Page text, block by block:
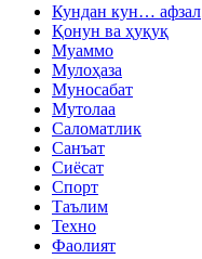
Кундан кун… афзал
Қонун ва ҳуқуқ
Муаммо
Мулоҳаза
Муносабат
Мутолаа
Саломатлик
Санъат
Сиёсат
Спорт
Таълим
Техно
Фаолият